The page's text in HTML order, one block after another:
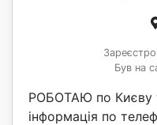
Був на
РОБОТАЮ по Києву
інформація по